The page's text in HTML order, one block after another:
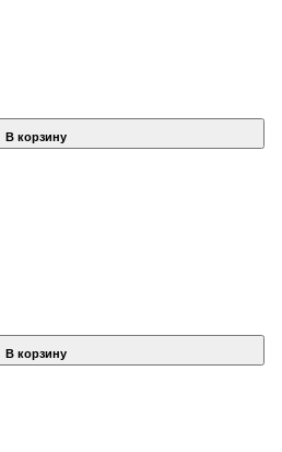
В корзину
В корзину